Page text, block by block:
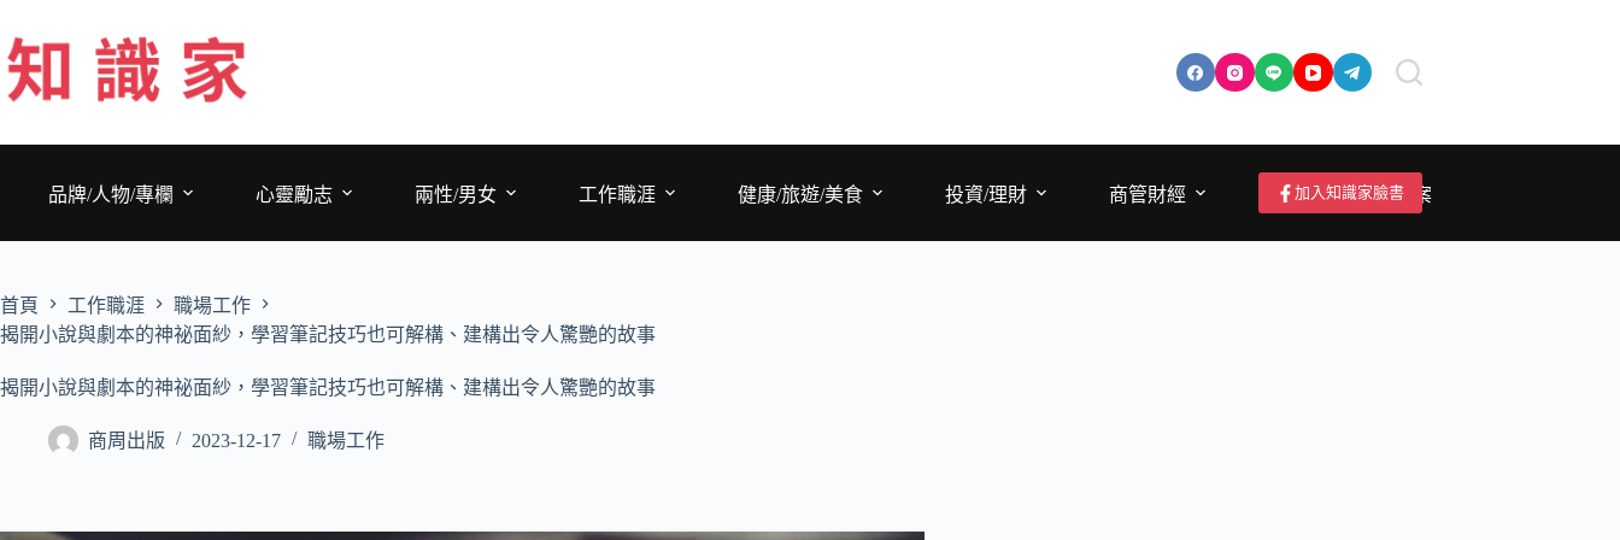
至
主
要
品牌/人物/專欄
心靈勵志 兩性/男女 工作職涯 健康/旅遊/美食 投資/理財 商管財經 成為作者/投稿/提案
加入知識家臉書
首頁 工作職涯
職場工作
揭開小說與劇本的神祕面紗，學習筆記技巧也可解構、建構出令人驚艷的故事
揭開小說與劇本的神祕面紗，學習筆記技巧也可解構、建構出令人驚艷的故事
商周出版 2023-12-17 職場工作